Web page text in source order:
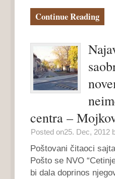
Continue Reading
centra –
Posted on25. Dec, 2012
Poštovani čitaoci
Pošto se NVO
bi dala doprinos